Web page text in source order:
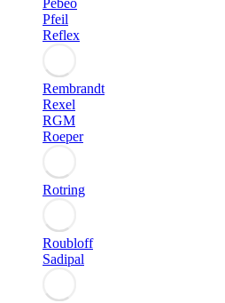
Pfeil
Reflex
Rembrandt
Rexel
RGM
Roeper
Rotring
Roubloff
Sadipal